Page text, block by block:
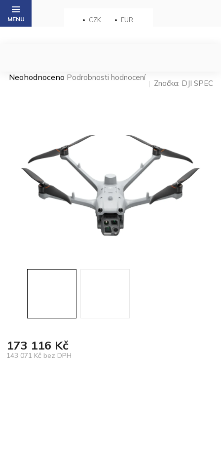
Přejít
obsah
CZK EUR
Průměrné
Neohodnoceno Podrobnosti hodnocení
Značka: DJI SPEC
173 116 Kč
143 071 Kč bez DPH